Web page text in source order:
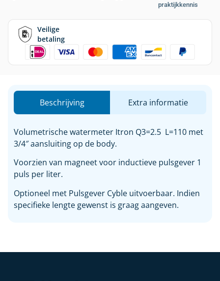
praktijkkennis
Veilige
betaling
Beschrijving Extra informatie
Volumetrische watermeter Itron Q3=2.5 L=110 met
3/4″ aansluiting op de body.
Voorzien van magneet voor inductieve pulsgever 1
puls per liter.
Optioneel met Pulsgever Cyble uitvoerbaar. Indien
specifieke lengte gewenst is graag aangeven.